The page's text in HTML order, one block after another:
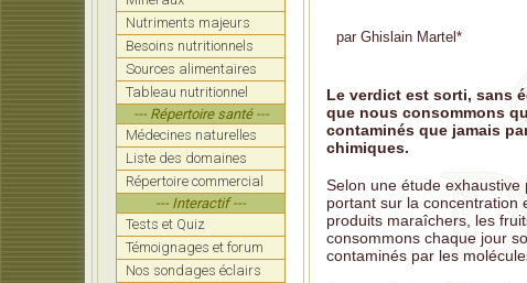
Nutriments majeurs
Besoins nutritionnels
Sources alimentaires
Tableau nutritionnel
--- Répertoire santé ---
Médecines naturelles
Liste des domaines
Répertoire commercial
--- Interactif ---
Tests et Quiz
Témoignages et forum
Nos sondages éclairs
Le lait de
Comment
Le
Pain
Xylitol: un
par Ghislain Martel *
Le verdict est sorti, sans
que nous consommons
contaminés que jamais
chimiques.
Selon une étude
portant sur la concentration
produits maraîchers, les
consommons chaque jour
contaminés par les